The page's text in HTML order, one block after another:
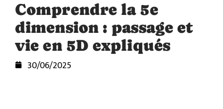
Comprendre la 5e
dimension : passage et
vie en 5D expliqués
30/06/2025